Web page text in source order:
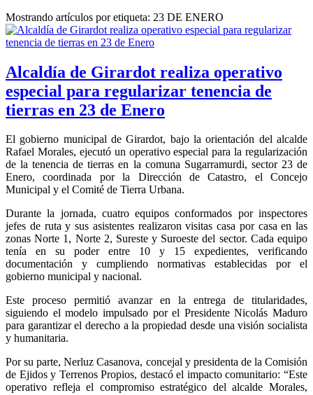
Mostrando artículos por etiqueta: 23 DE ENERO
Alcaldía de Girardot realiza operativo
especial para regularizar tenencia de
tierras en 23 de Enero
El gobierno municipal de Girardot, bajo la orientación del alcalde
Rafael Morales, ejecutó un operativo especial para la regularización
de la tenencia de tierras en la comuna Sugarramurdi, sector 23 de
Enero, coordinada por la Dirección de Catastro, el Concejo
Municipal y el Comité de Tierra Urbana.
Durante la jornada, cuatro equipos conformados por inspectores
jefes de ruta y sus asistentes realizaron visitas casa por casa en las
zonas Norte 1, Norte 2, Sureste y Suroeste del sector. Cada equipo
tenía en su poder entre 10 y 15 expedientes, verificando
documentación y cumpliendo normativas establecidas por el
gobierno municipal y nacional.
Este proceso permitió avanzar en la entrega de titularidades,
siguiendo el modelo impulsado por el Presidente Nicolás Maduro
para garantizar el derecho a la propiedad desde una visión socialista
y humanitaria.
Por su parte, Nerluz Casanova, concejal y presidenta de la Comisión
de Ejidos y Terrenos Propios, destacó el impacto comunitario: “Este
operativo refleja el compromiso estratégico del alcalde Morales,